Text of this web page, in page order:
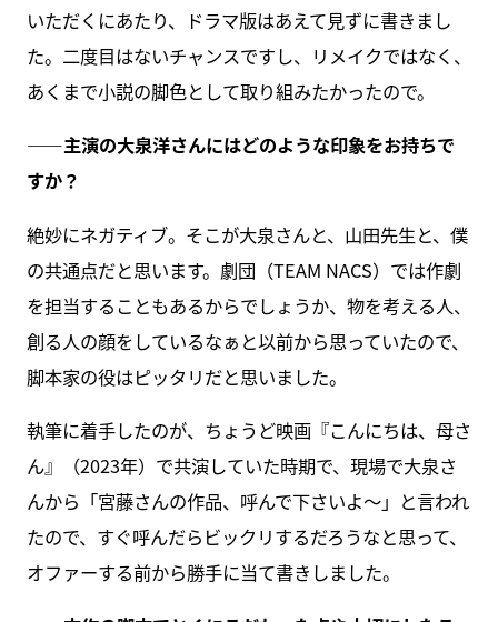
いただくにあたり、ドラマ版はあえて見ずに書きまし
た。二度目はないチャンスですし、リメイクではなく、
あくまで小説の脚色として取り組みたかったので。
――主演の大泉洋さんにはどのような印象をお持ちで
すか？
絶妙にネガティブ。そこが大泉さんと、山田先生と、僕
の共通点だと思います。劇団（TEAM NACS）では作劇
を担当することもあるからでしょうか、物を考える人、
創る人の顔をしているなぁと以前から思っていたので、
脚本家の役はピッタリだと思いました。
執筆に着手したのが、ちょうど映画『こんにちは、母さ
ん』（2023年）で共演していた時期で、現場で大泉さ
んから「宮藤さんの作品、呼んで下さいよ～」と言われ
たので、すぐ呼んだらビックリするだろうなと思って、
オファーする前から勝手に当て書きしました。